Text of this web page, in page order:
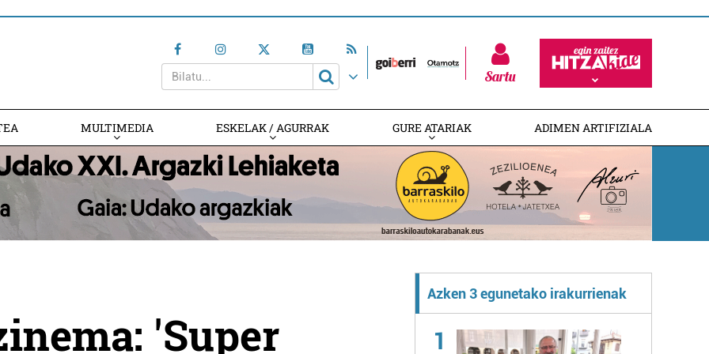
Sartu
MULTIMEDIA ESKELAK / AGURRAK GURE ATARIAK ADIMEN ARTIFIZIALA
'Super
Azken 3 egunetako irakurrienak
1